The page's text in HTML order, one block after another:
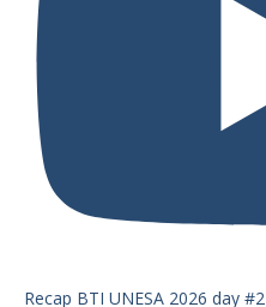
Recap BTI UNESA 2026 day #2